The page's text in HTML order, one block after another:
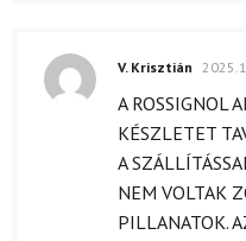
V. Krisztián
A ROSSIGNOL
KÉSZLETET
A
NEM VOLTAK
PILLANATOK.